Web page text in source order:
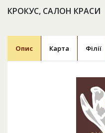
КРОКУС, САЛОН КРАСИ
Опис Карта Філії